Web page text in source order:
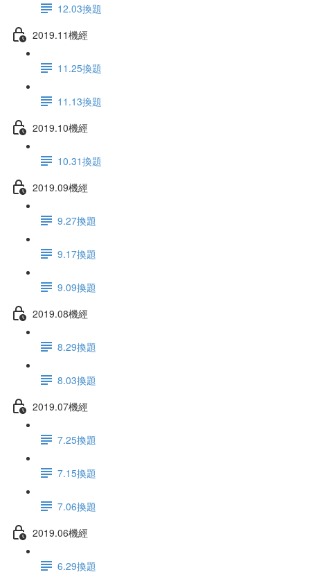
12.03換題
2019.11機經
11.25換題
11.13換題
2019.10機經
10.31換題
2019.09機經
9.27換題
9.17換題
9.09換題
2019.08機經
8.29換題
8.03換題
2019.07機經
7.25換題
7.15換題
7.06換題
2019.06機經
6.29換題